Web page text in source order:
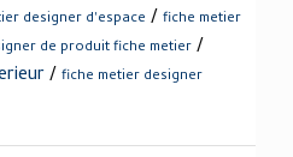
designer d'espace / fiche metier
de produit fiche metier /
/ fiche metier designer